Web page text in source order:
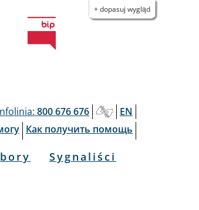
+ dopasuj wygląd
800 676 676
EN
Как получить помощь
Sygnaliści